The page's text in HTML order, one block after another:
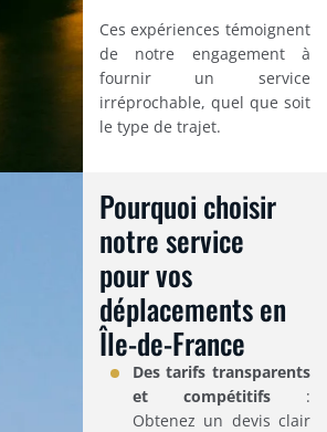
Ces expériences témoignent
de notre engagement à
fournir un service
irréprochable, quel que soit
le type de trajet.
Pourquoi choisir
notre service
pour vos
déplacements en
Île-de-France
Des tarifs transparents
et compétitifs:
Obtenez un devis clair